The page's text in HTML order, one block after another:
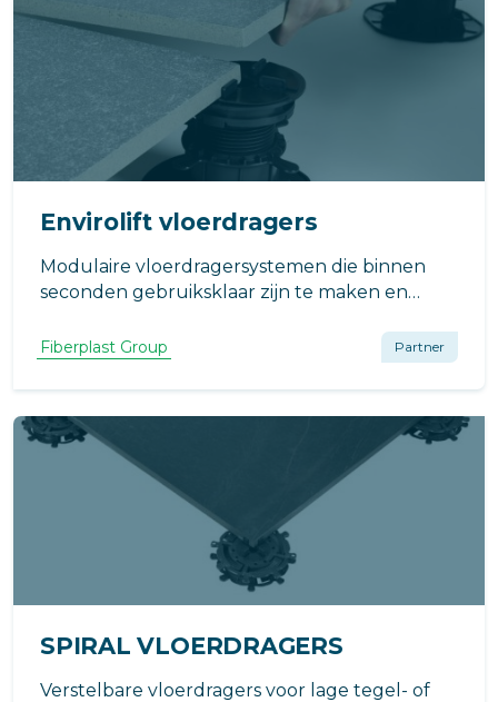
Envirolift vloerdragers
Modulaire vloerdragersystemen die binnen
seconden gebruiksklaar zijn te maken en
van uw specifieke project. Voor zowel
terrasonderconstructies tot wel 950 mm!
Fiberplast Group Partner
SPIRAL VLOERDRAGERS
Verstelbare vloerdragers voor lage tegel- of